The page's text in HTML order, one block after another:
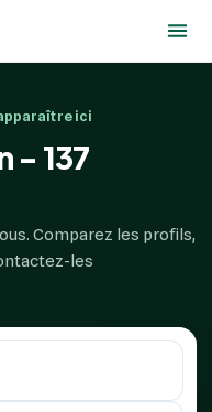
ici
- 137
Comparez les profils,
les